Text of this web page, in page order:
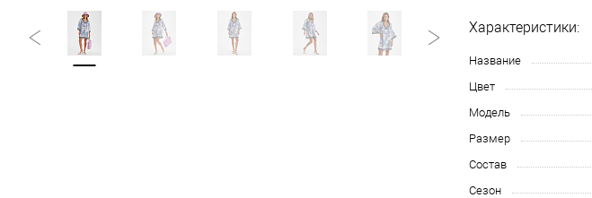
Характеристики:
Название
Цвет
Модель
Размер
Состав
Сезон